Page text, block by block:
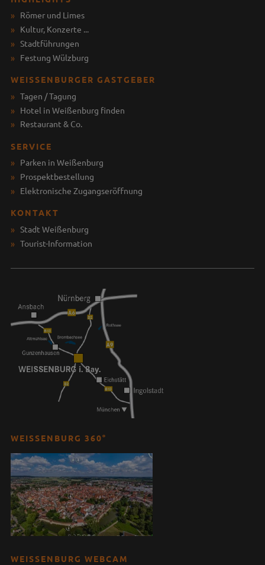
Römer und Limes
Kultur, Konzerte ...
Stadtführungen
Festung Wülzburg
WEISSENBURGER GASTGEBER
Tagen / Tagung
Hotel in Weißenburg finden
Restaurant & Co.
SERVICE
Parken in Weißenburg
Prospektbestellung
Elektronische Zugangseröffnung
KONTAKT
Stadt Weißenburg
Tourist-Information
WEISSENBURG 360°
WEISSENBURG WEBCAM